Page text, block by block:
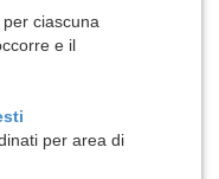
ciascuna
e il
per area di